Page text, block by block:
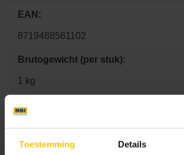
Toestemming Details
EAN:
8719488561102
Brutogewicht (per stuk):
1 kg
10 kg
Aantal per m2: